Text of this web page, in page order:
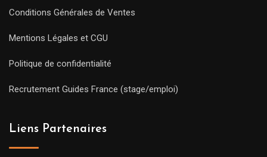
Conditions Générales de Ventes
Mentions Légales et CGU
Politique de confidentialité
Recrutement Guides France (stage/emploi)
Liens Partenaires